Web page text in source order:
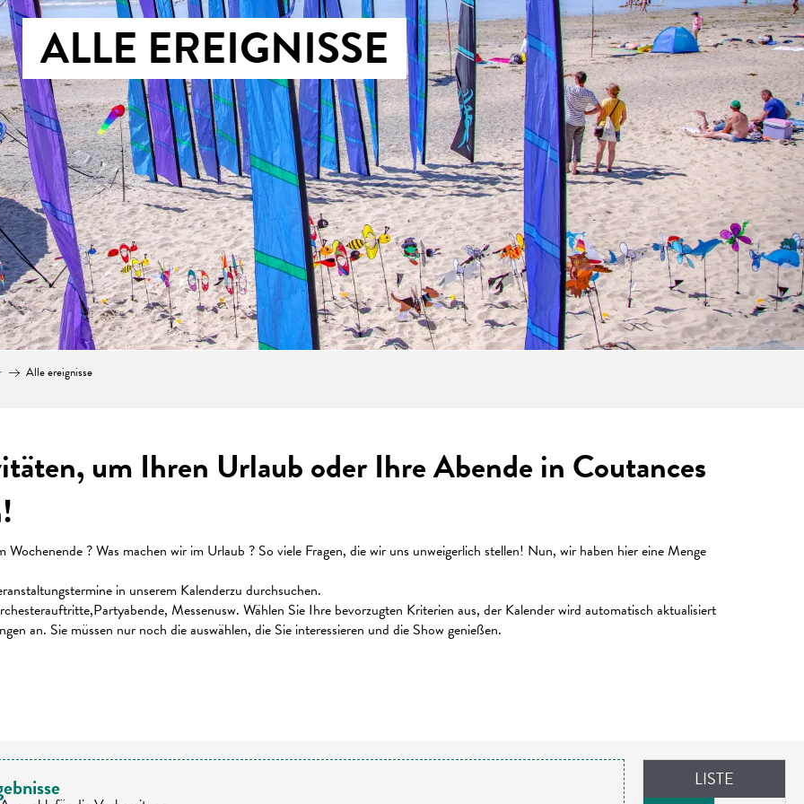
ALLE EREIGNISSE
Alle ereignisse
um Ihren Urlaub oder Ihre Abende in Coutances
? Was machen wir im Urlaub ? So viele Fragen, die wir uns unweigerlich stellen! Nun, wir haben hier eine Menge
in unserem Kalenderzu durchsuchen.
Messenusw. Wählen Sie Ihre bevorzugten Kriterien aus, der Kalender wird automatisch aktualisiert
an. Sie müssen nur noch die auswählen, die Sie interessieren und die Show genießen.
LISTE